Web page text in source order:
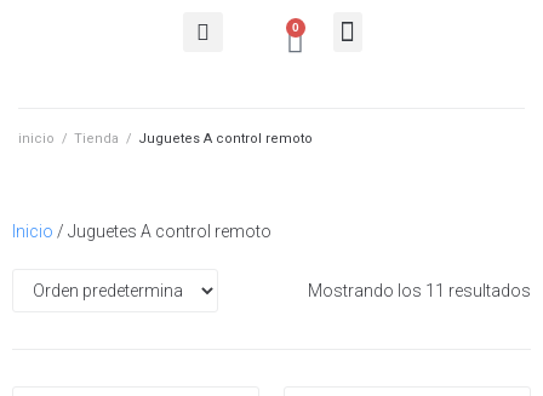
0
inicio / Tienda / Juguetes A control remoto
Inicio / Juguetes A control remoto
Mostrando los 11 resultados